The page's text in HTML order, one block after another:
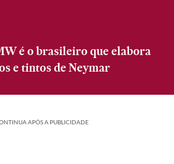
é o brasileiro que elabora
e tintos de Neymar
APÓS A PUBLICIDADE